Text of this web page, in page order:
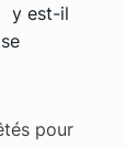
y est-il
pour